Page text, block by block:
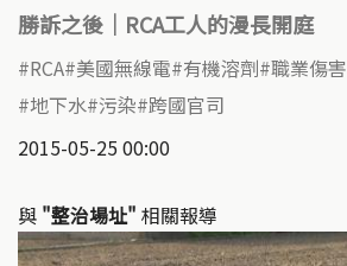
勝訴之後｜RCA工人的漫長開庭
RCA 美國無線電 有機溶劑 職業傷害
地下水 污染 跨國官司
2015-05-25 00:00
與 "整治場址" 相關報導